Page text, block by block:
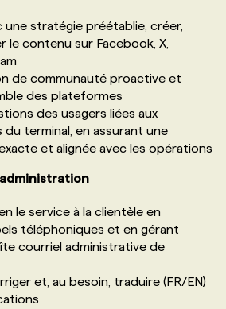
une stratégie préétablie, créer,
le contenu sur Facebook, X,
de communauté proactive et
des plateformes
des usagers liées aux
terminal, en assurant une
et alignée avec les opérations
le service à la clientèle en
téléphoniques et en gérant
courriel administrative de
et, au besoin, traduire (FR/EN)